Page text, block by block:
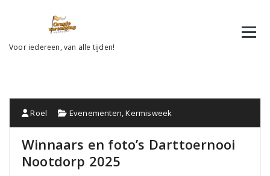
Voor iedereen, van alle tijden!
Roel Evenementen,Kermisweek
Winnaars en foto’s Darttoernooi
Nootdorp 2025